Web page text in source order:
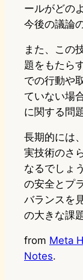
ールがどの
今後の議論
また、この
題をもたら
での行動や
ていない場
に関する問
長期的には
実技術のさ
なるでしょ
の安全とプ
バランスを
の大きな課
from Meta
Notes.